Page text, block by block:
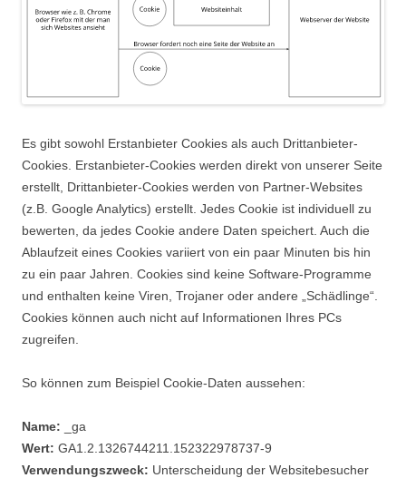
Es gibt sowohl Erstanbieter Cookies als auch Drittanbieter-
Cookies. Erstanbieter-Cookies werden direkt von unserer Seite
erstellt, Drittanbieter-Cookies werden von Partner-Websites
(z.B. Google Analytics) erstellt. Jedes Cookie ist individuell zu
bewerten, da jedes Cookie andere Daten speichert. Auch die
Ablaufzeit eines Cookies variiert von ein paar Minuten bis hin
zu ein paar Jahren. Cookies sind keine Software-Programme
und enthalten keine Viren, Trojaner oder andere „Schädlinge“.
Cookies können auch nicht auf Informationen Ihres PCs
zugreifen.
So können zum Beispiel Cookie-Daten aussehen:
Name: _ga
Wert: GA1.2.1326744211.152322978737-9
Verwendungszweck: Unterscheidung der Websitebesucher